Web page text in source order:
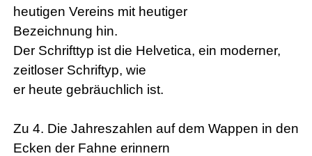
heutigen Vereins mit heutiger
Bezeichnung hin.
Der Schrifttyp ist die Helvetica, ein moderner,
zeitloser Schriftyp, wie
er heute gebräuchlich ist.
Zu 4. Die Jahreszahlen auf dem Wappen in den
Ecken der Fahne erinnern